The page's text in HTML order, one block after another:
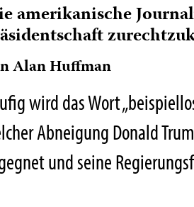
amerikanische
Alan Huffman
wird das Wort
Abneigung Donald
und seine